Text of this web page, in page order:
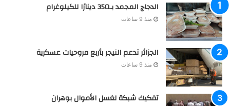
الدجاج المجمد بـ350 دينارًا للكيلوغرام
منذ 9 ساعات
الجزائر تدعم النيجر بأربع مروحيات عسكرية
منذ 9 ساعات
تفكيك شبكة لغسل الأموال بوهران